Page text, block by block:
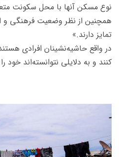
نوع مسکن آنها با محل سکونت
همچنین از نظر وضعیت فرهنگی و
تمایز دارند.»
در واقع حاشیه‌نشینان افرادی
کنند و به دلایلی نتوانسته‌اند